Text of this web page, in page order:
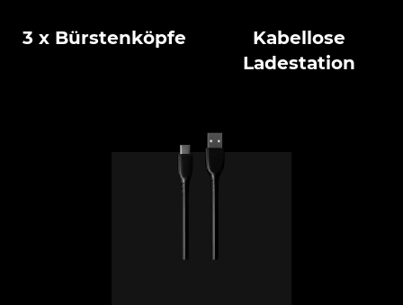
3 x Bürstenköpfe
Kabellose
Ladestation